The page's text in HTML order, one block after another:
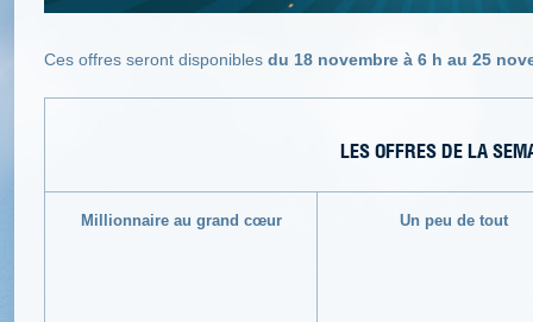
Ces offres seront disponibles du 18 novembre à 6 h au 25
LES OFFRES DE LA
Millionnaire au grand cœur Un peu de tout